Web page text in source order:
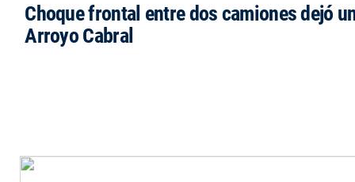
Choque frontal entre dos camiones dejó
Arroyo Cabral